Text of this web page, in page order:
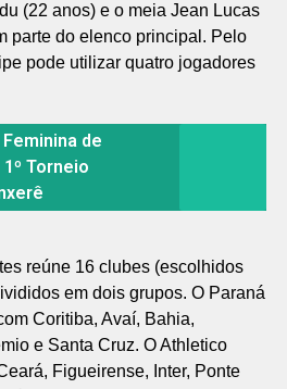
(22 anos) e o meia Jean Lucas
parte do elenco principal. Pelo
pode utilizar quatro jogadores
de
Torneio
reúne 16 clubes (escolhidos
em dois grupos. O Paraná
Coritiba, Avaí, Bahia,
e Santa Cruz. O Athletico
Figueirense, Inter, Ponte